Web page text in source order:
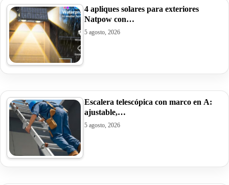
4 apliques solares para exteriores
Natpow con…
5 agosto, 2026
Escalera telescópica con marco en A:
ajustable,…
5 agosto, 2026